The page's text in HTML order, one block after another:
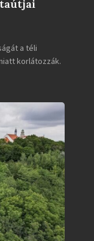
a téli
korlátozzák.